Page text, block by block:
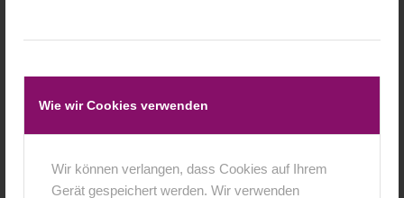
Wie wir Cookies verwenden
Wir können verlangen, dass Cookies auf Ihrem
Gerät gespeichert werden. Wir verwenden
16. Februar 2016 / 0 Kommentare anja